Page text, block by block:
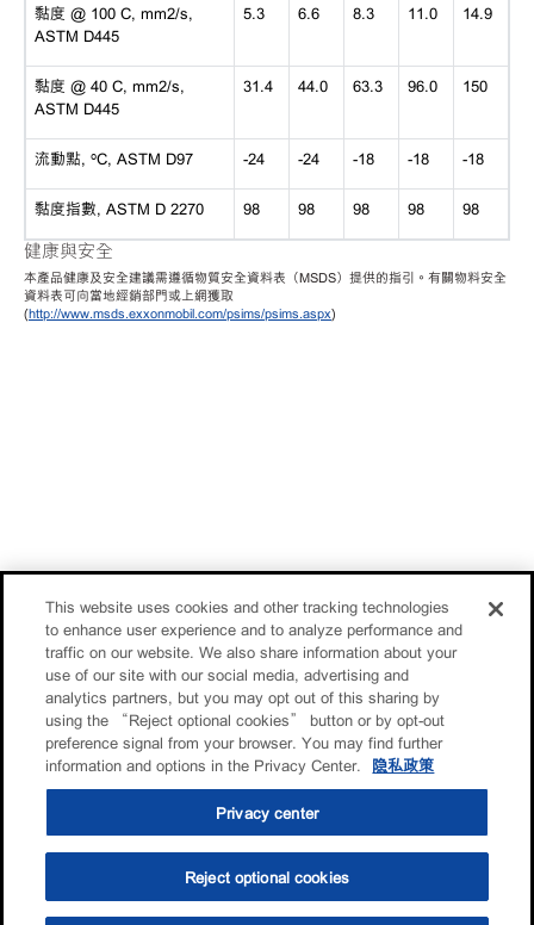
黏度 @ 100 C, mm2/s,
ASTM D445
5.3 6.6 8.3 11.0 14.9
黏度 @ 40 C, mm2/s,
ASTM D445
31.4 44.0 63.3 96.0 150
流動點, ºC, ASTM D97 -24 -24 -18 -18 -18
黏度指數, ASTM D 2270 98 98 98 98 98
健康與安全
本產品健康及安全建議需遵循物質安全資料表（MSDS）提供的指引。有關物料安全
資料表可向當地經銷部門或上網獲取
(http://www.msds.exxonmobil.com/psims/psims.aspx)
This website uses cookies and other tracking technologies
to enhance user experience and to analyze performance and
traffic on our website. We also share information about your
use of our site with our social media, advertising and
analytics partners, but you may opt out of this sharing by
using the “Reject optional cookies” button or by opt-out
preference signal from your browser. You may find further
information and options in the Privacy Center.
隐私政策
Privacy center
Reject optional cookies